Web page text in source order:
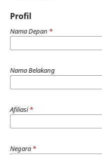
Profil
Nama Depan *
Nama Belakang
Afiliasi*
Negara *